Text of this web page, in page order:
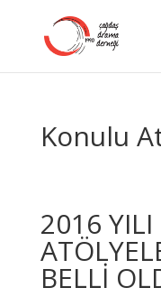
Konulu
2016
BELLİ